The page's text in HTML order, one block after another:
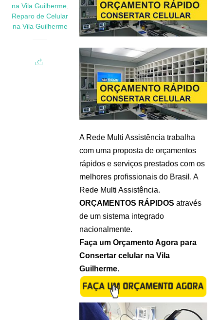
na Vila Guilherme,
Reparo de Celular
na Vila Guilherme
A Rede Multi Assistência trabalha
com uma proposta de orçamentos
rápidos e serviços prestados com os
melhores profissionais do Brasil. A
Rede Multi Assistência.
ORÇAMENTOS RÁPIDOS através
de um sistema integrado
nacionalmente.
Faça um Orçamento Agora para
Consertar celular na Vila
Guilherme.